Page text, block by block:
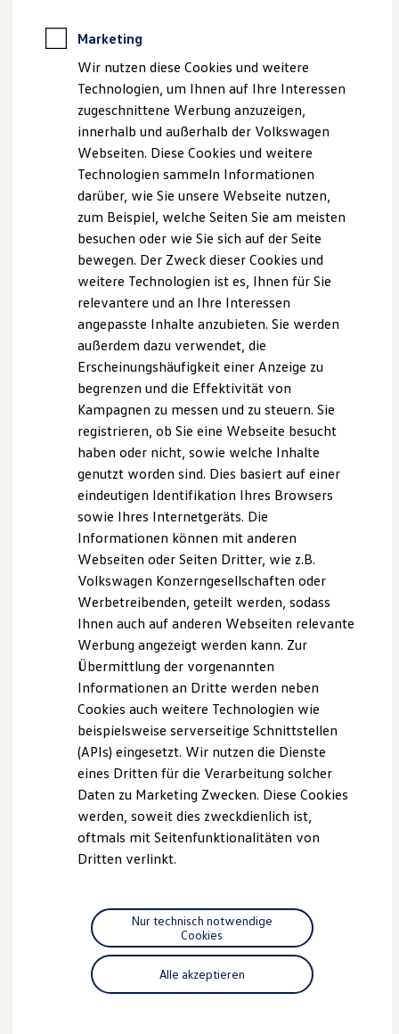
Rekuperation
Laden unterwegs
Laden Zuhause
Ladestationen finden
Ladezeitensimulator
Batterie
Sicherheit
Nachhaltigkeit
Technologie
Kosten und Kauf
Verbrauchskosten
Kaufoptionen
E-Auto-Förderung
Software und Konnektivität
Die ID. Software 6
ID. Software Versionen und Updates
Digitale Extras
Schnittstellen zu Ihrem ID.
Marke und Erlebnis
Volkswagen R und R Experience
R-Modelle
R Experience
Driving Experience
Volkswagen entdecken
Werkbesichtigung
Lifestyle Shop
T-Roc Kollektion
Golf Kollektion
Volkswagen Kollektion
R-Kollektion
GTI Kollektion
Fußball Drop
we drive football
#wedriveproud
Besitzer und Service
myVolkswagen
Software Updates
Service und Ersatzteile
Inspektion und HU/AU
Reparaturen und Checks
Motorenöl und Flüssigkeiten
Räder und Reifen
Pannen- und Unfallhilfe
Economy Service
Volkswagen Teile
Zubehör
Modellspezifisches Zubehör
Individualisieren
Wallbox und Ladekabel
Digitale Extras
Dienste für Ihr Modell finden
Volkswagen Apps, Login und Shop
Handy und Fahrzeug verbinden
Darauf können Sie sich freuen
Auf Sie wartet ein Abend voller spannender Eindrücke und
Impulse gepaart mit einem köstlichen Drei-Gänge-Menü im
luxuriösen Ambiente des 4-Sterne-Hotels Courtyard by
Marriott Wolfsburg.
Begleitet wird das Dinner von unserem Special Guest Mateja
Mögel. Sie spricht in Ihrem Vortrag über mentale Stärke,
Beziehungen als Stabilitätsanker und Werte, die gerade
dann tragen, wenn es darauf ankommt. Und überraschend:
auch über Leichtigkeit! Nicht als Gegensatz zur Leistung,
sondern als Voraussetzung für echte Souveränität.
Eckdaten zum Event
Datum:
12.06.2026
Anzahl der Teilnehmer:
Max. 30
Kosten pro Person:
119,00 €
Sprachen:
Deutsch und Englisch
Nicht im Preis enthalten sind:
Ihre individuelle An- und Abreise zur
Veranstaltung
Bei Fragen hilft Ihnen das VolkswagenR Experience
gerne per E-Mail weiter:
volkswagen-r-experience@l-mc.com
.
Weiter zum Buchungsportal
1/1
Aktion
Marketing
Wir nutzen diese Cookies und weitere
Technologien, um Ihnen auf Ihre Interessen
zugeschnittene Werbung anzuzeigen,
innerhalb und außerhalb der Volkswagen
Webseiten. Diese Cookies und weitere
Technologien sammeln Informationen
darüber, wie Sie unsere Webseite nutzen,
zum Beispiel, welche Seiten Sie am meisten
besuchen oder wie Sie sich auf der Seite
bewegen. Der Zweck dieser Cookies und
weitere Technologien ist es, Ihnen für Sie
relevantere und an Ihre Interessen
angepasste Inhalte anzubieten. Sie werden
außerdem dazu verwendet, die
Erscheinungshäufigkeit einer Anzeige zu
begrenzen und die Effektivität von
Kampagnen zu messen und zu steuern. Sie
registrieren, ob Sie eine Webseite besucht
haben oder nicht, sowie welche Inhalte
genutzt worden sind. Dies basiert auf einer
eindeutigen Identifikation Ihres Browsers
sowie Ihres Internetgeräts. Die
Informationen können mit anderen
Webseiten oder Seiten Dritter, wie z.B.
Volkswagen Konzerngesellschaften oder
Werbetreibenden, geteilt werden, sodass
Ihnen auch auf anderen Webseiten relevante
Werbung angezeigt werden kann. Zur
Übermittlung der vorgenannten
Informationen an Dritte werden neben
Cookies auch weitere Technologien wie
beispielsweise serverseitige Schnittstellen
(APIs) eingesetzt. Wir nutzen die Dienste
eines Dritten für die Verarbeitung solcher
Daten zu Marketing Zwecken. Diese Cookies
werden, soweit dies zweckdienlich ist,
oftmals mit Seitenfunktionalitäten von
Dritten verlinkt.
Alle akzeptieren
Nur technisch notwendige
Cookies